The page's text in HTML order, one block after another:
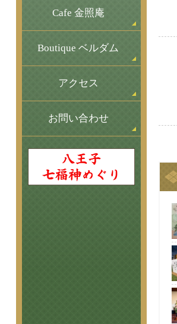
Cafe 金照庵
Boutique ベルダム
アクセス
お問い合わせ